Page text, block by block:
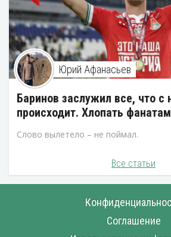
Юрий Афанасьев
Баринов заслужил все, что с
происходит. Хлопать
Слово вылетело – не поймал.
Все статьи
Соглашение